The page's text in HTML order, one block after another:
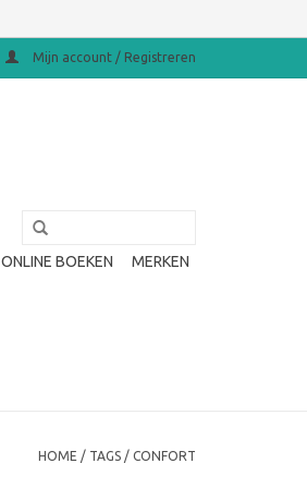
Mijn account / Registreren
ONLINE BOEKEN MERKEN
HOME / TAGS / CONFORT